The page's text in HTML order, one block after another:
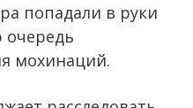
попадали в руки
мохинаций.